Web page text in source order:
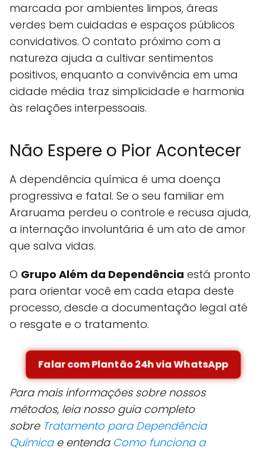
marcada por ambientes limpos, áreas
verdes bem cuidadas e espaços públicos
convidativos. O contato próximo com a
natureza ajuda a cultivar sentimentos
positivos, enquanto a convivência em uma
cidade média traz simplicidade e harmonia
às relações interpessoais.
Não Espere o Pior Acontecer
A dependência química é uma doença
progressiva e fatal. Se o seu familiar em
Araruama perdeu o controle e recusa ajuda,
a internação involuntária é um ato de amor
que salva vidas.
O Grupo Além da Dependência está pronto
para orientar você em cada etapa deste
processo, desde a documentação legal até
o resgate e o tratamento.
Falar com Plantão 24h via WhatsApp
Para mais informações sobre nossos
métodos, leia nosso guia completo
sobre Tratamento para Dependência
Químicae entenda Como funciona a